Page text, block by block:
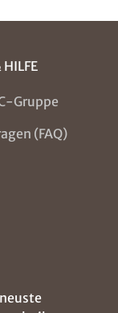
HILFE
Gruppe
(FAQ)